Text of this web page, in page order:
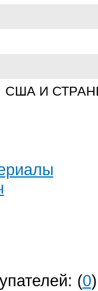
США И
(0)